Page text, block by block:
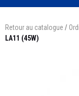
Retour au catalogue /
LA11 (45W)